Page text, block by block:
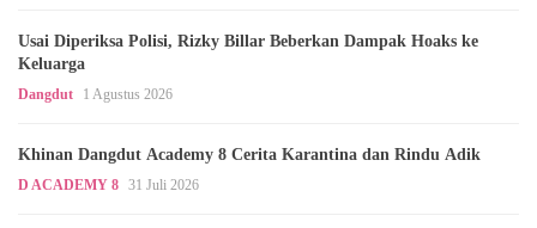
Usai Diperiksa Polisi, Rizky Billar Beberkan Dampak Hoaks ke
Keluarga
Dangdut 1 Agustus 2026
Khinan Dangdut Academy 8 Cerita Karantina dan Rindu Adik
D ACADEMY 8 31 Juli 2026